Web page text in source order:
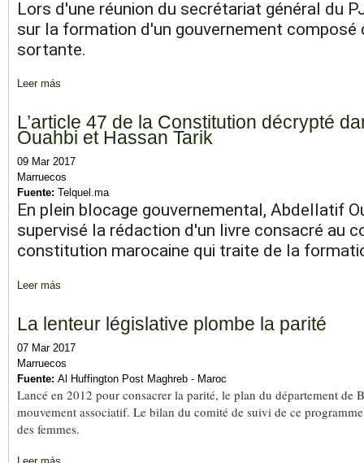
Lors d'une réunion du secrétariat général du
sur la formation d'un gouvernement
sortante.
Leer más
L’article 47 de la Constitution décrypté
Ouahbi et Hassan Tarik
09 Mar 2017
Marruecos
Fuente: Telquel.ma
En plein blocage gouvernemental, Abdellatif
supervisé la rédaction d'un livre consacré au
constitution marocaine qui traite de la
Leer más
La lenteur législative plombe la parité
07 Mar 2017
Marruecos
Fuente: Al Huffington Post Maghreb - Maroc
Lancé en 2012 pour consacrer la parité, le plan du département de
mouvement associatif. Le bilan du comité de suivi de ce
des femmes.